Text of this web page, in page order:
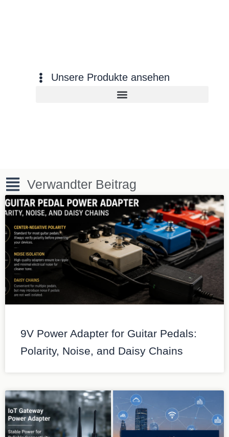
Unsere Produkte ansehen
Verwandter Beitrag
9V Power Adapter for Guitar Pedals:
Polarity, Noise, and Daisy Chains